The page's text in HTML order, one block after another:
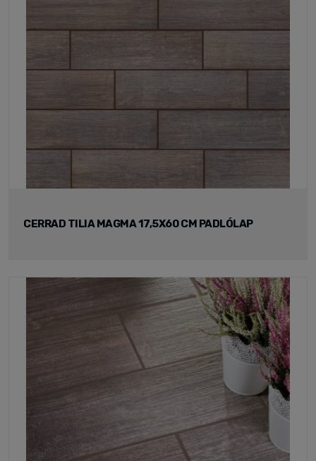
CERRAD TILIA MAGMA 17,5X60 CM PADLÓLAP